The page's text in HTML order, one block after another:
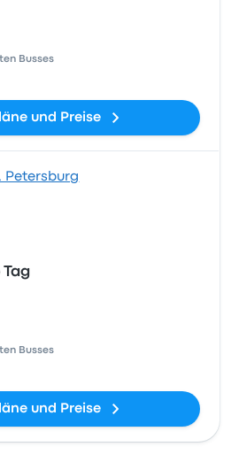
Busses
und Preise
Petersburg
Busses
und Preise